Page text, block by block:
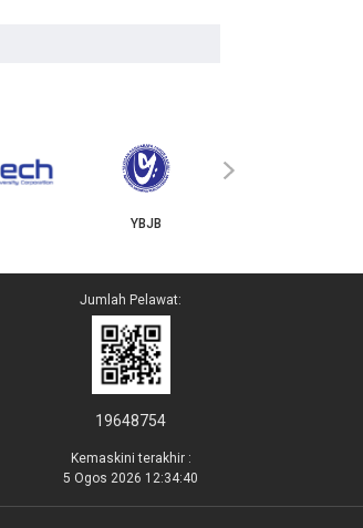
YBJB
›
Jumlah Pelawat:
19648754
Kemaskini terakhir :
5 Ogos 2026 12:34:40